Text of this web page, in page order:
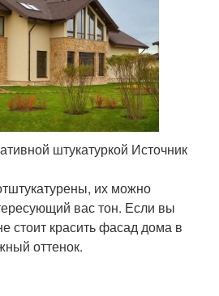
штукатуркой Источник
их можно
вас тон. Если вы
стоит красить фасад дома в
оттенок.